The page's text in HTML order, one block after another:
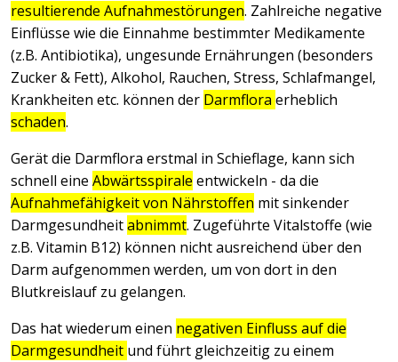
resultierende Aufnahmestörungen. Zahlreiche negative
Einflüsse wie die Einnahme bestimmter Medikamente
(z.B. Antibiotika), ungesunde Ernährungen (besonders
Zucker & Fett), Alkohol, Rauchen, Stress, Schlafmangel,
Krankheiten etc. können der Darmflora erheblich
schaden.
Gerät die Darmflora erstmal in Schieflage, kann sich
schnell eine Abwärtsspirale entwickeln - da die
Aufnahmefähigkeit von Nährstoffen mit sinkender
Darmgesundheitabnimmt. Zugeführte Vitalstoffe (wie
z.B. Vitamin B12) können nicht ausreichend über den
Darm aufgenommen werden, um von dort in den
Blutkreislauf zu gelangen.
Das hat wiederum einen negativen Einfluss auf die
Darmgesundheit und führt gleichzeitig zu einem